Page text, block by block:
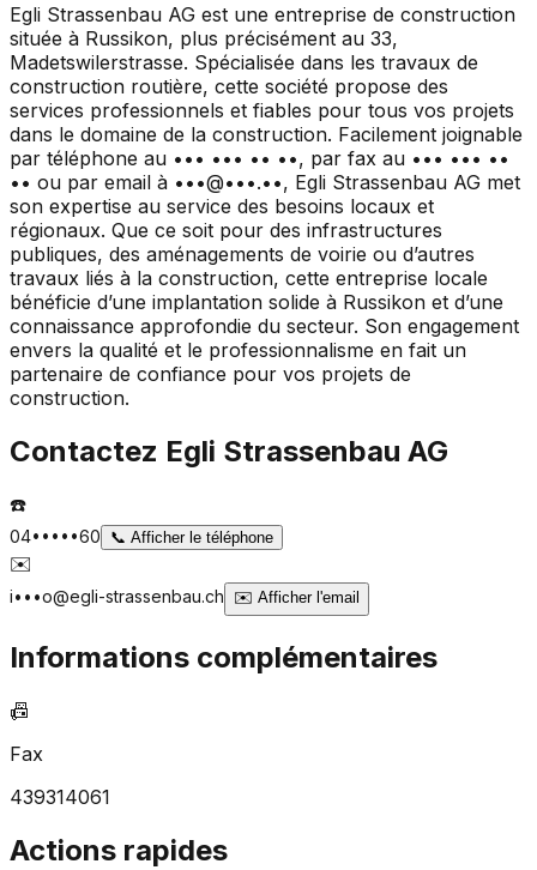
Egli Strassenbau AG est une entreprise de construction
située à Russikon, plus précisément au 33,
Madetswilerstrasse. Spécialisée dans les travaux de
construction routière, cette société propose des
services professionnels et fiables pour tous vos projets
dans le domaine de la construction. Facilement joignable
par téléphone au ••• ••• •• ••, par fax au ••• ••• ••
•• ou par email à •••@•••.••, Egli Strassenbau AG met
son expertise au service des besoins locaux et
régionaux. Que ce soit pour des infrastructures
publiques, des aménagements de voirie ou d’autres
travaux liés à la construction, cette entreprise locale
bénéficie d’une implantation solide à Russikon et d’une
connaissance approfondie du secteur. Son engagement
envers la qualité et le professionnalisme en fait un
partenaire de confiance pour vos projets de
construction.
Contactez Egli Strassenbau AG
☎️
04•••••60 📞 Afficher le téléphone
✉️
i•••o@egli-strassenbau.ch ✉️ Afficher l'email
Informations complémentaires
📠
Fax
439314061
Actions rapides